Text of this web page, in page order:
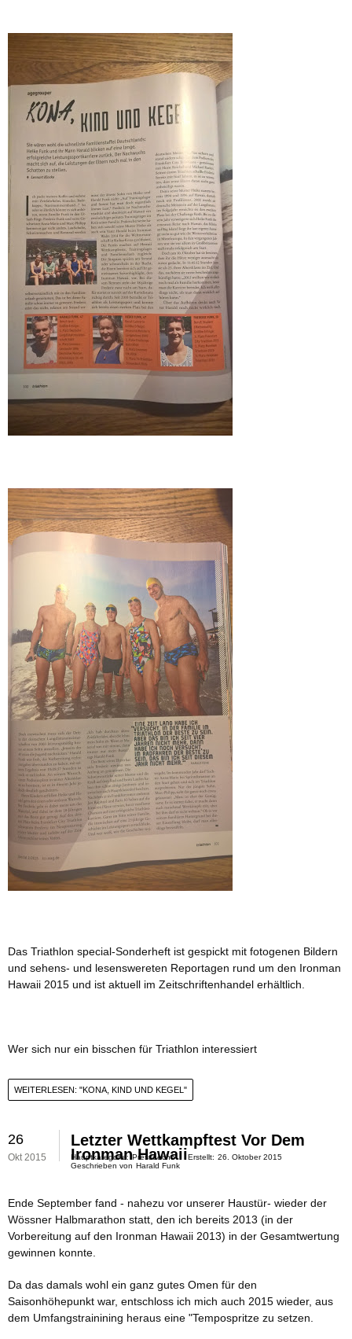
Das Triathlon special-Sonderheft ist gespickt mit fotogenen Bildern
und sehens- und lesenswereten Reportagen rund um den Ironman
Hawaii 2015 und ist aktuell im Zeitschriftenhandel erhältlich.
Wer sich nur ein bisschen für Triathlon interessiert
WEITERLESEN: "KONA, KIND UND KEGEL"
26
Okt 2015
Letzter Wettkampftest Vor Dem
Ironman Hawaii
Hauptkategorie: Presseecho Erstellt: 26. Oktober 2015
Geschrieben von Harald Funk
Ende September fand - nahezu vor unserer Haustür- wieder der
Wössner Halbmarathon statt, den ich bereits 2013 (in der
Vorbereitung auf den Ironman Hawaii 2013) in der Gesamtwertung
gewinnen konnte.
Da das damals wohl ein ganz gutes Omen für den
Saisonhöhepunkt war, entschloss ich mich auch 2015 wieder, aus
dem Umfangstrainining heraus eine "Tempospritze zu setzen.